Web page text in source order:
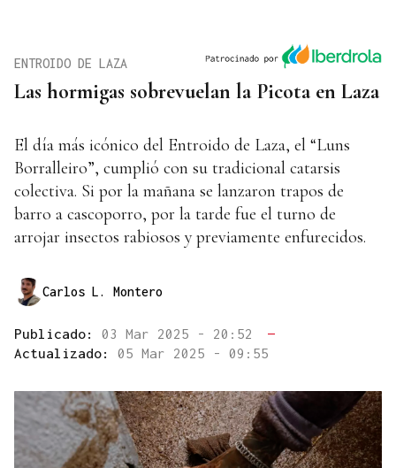
Las hormigas sobrevuelan la Picota en Laza
ENTROIDO DE LAZA
El día más icónico del Entroido de Laza, el “Luns
Borralleiro”, cumplió con su tradicional catarsis
colectiva. Si por la mañana se lanzaron trapos de
barro a cascoporro, por la tarde fue el turno de
arrojar insectos rabiosos y previamente enfurecidos.
Carlos L. Montero
Publicado: 03 Mar 2025 - 20:52
—
Actualizado: 05 Mar 2025 - 09:55